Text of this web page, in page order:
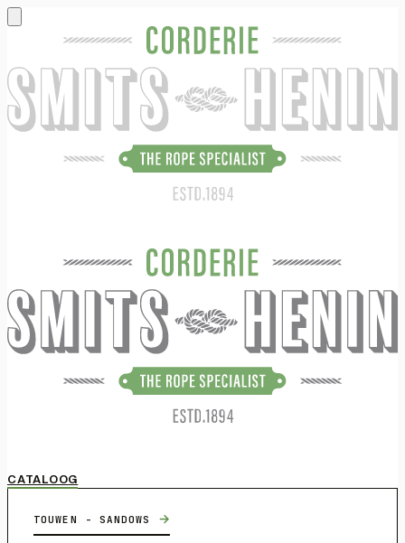
CATALOOG
TOUWEN - SANDOWS →